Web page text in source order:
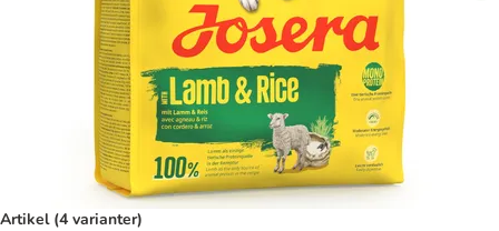
Artikel (4 varianter)